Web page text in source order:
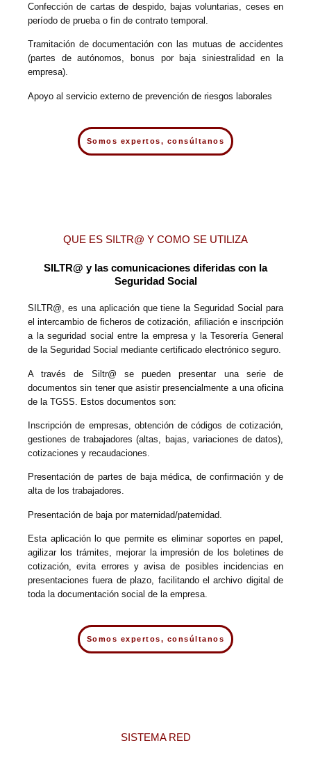
Confección de cartas de despido, bajas voluntarias, ceses en
período de prueba o fin de contrato temporal.
Tramitación de documentación con las mutuas de accidentes
(partes de autónomos, bonus por baja siniestralidad en la
empresa).
Apoyo al servicio externo de prevención de riesgos laborales
Somos expertos, consúltanos
QUE ES SILTR@ Y COMO SE UTILIZA
SILTR@ y las comunicaciones diferidas con la
Seguridad Social
SILTR@, es una aplicación que tiene la Seguridad Social para
el intercambio de ficheros de cotización, afiliación e inscripción
a la seguridad social entre la empresa y la Tesorería General
de la Seguridad Social mediante certificado electrónico seguro.
A través de Siltr@ se pueden presentar una serie de
documentos sin tener que asistir presencialmente a una oficina
de la TGSS. Estos documentos son:
Inscripción de empresas, obtención de códigos de cotización,
gestiones de trabajadores (altas, bajas, variaciones de datos),
cotizaciones y recaudaciones.
Presentación de partes de baja médica, de confirmación y de
alta de los trabajadores.
Presentación de baja por maternidad/paternidad.
Esta aplicación lo que permite es eliminar soportes en papel,
agilizar los trámites, mejorar la impresión de los boletines de
cotización, evita errores y avisa de posibles incidencias en
presentaciones fuera de plazo, facilitando el archivo digital de
toda la documentación social de la empresa.
Somos expertos, consúltanos
SISTEMA RED